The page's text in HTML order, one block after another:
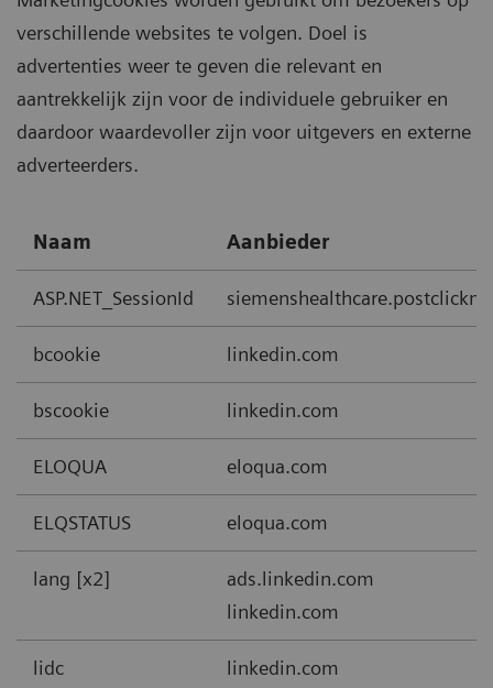
verschillende websites te volgen. Doel is
advertenties weer te geven die relevant en
aantrekkelijk zijn voor de individuele gebruiker en
daardoor waardevoller zijn voor uitgevers en externe
adverteerders.
Naam Aanbieder
ASP.NET_SessionId
bcookie linkedin.com
bscookie linkedin.com
ELOQUA eloqua.com
ELQSTATUS eloqua.com
lang [x2]
ads.linkedin.com
linkedin.com
lidc linkedin.com